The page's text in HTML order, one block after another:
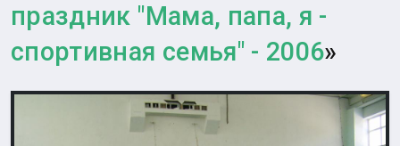
праздник "Мама, папа, я -
спортивная семья" - 2006»